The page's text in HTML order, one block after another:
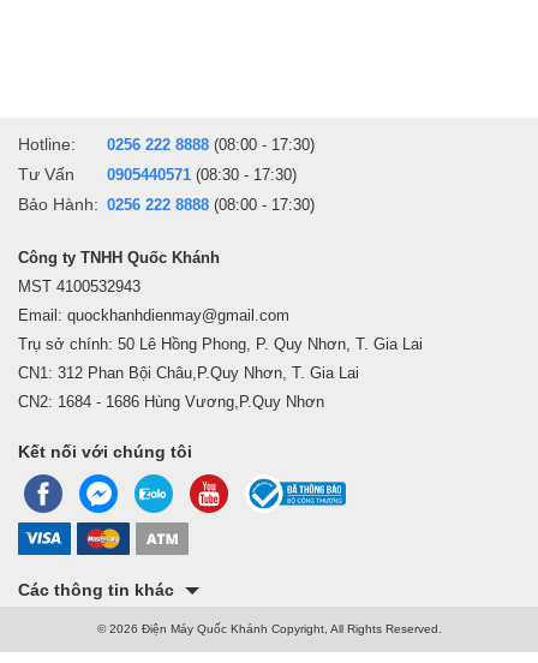
Hotline: 0256 222 8888 (08:00 - 17:30)
Tư Vấn 0905440571 (08:30 - 17:30)
Bảo Hành: 0256 222 8888 (08:00 - 17:30)
Công ty TNHH Quốc Khánh
MST 4100532943
Email: quockhanhdienmay@gmail.com
Trụ sở chính: 50 Lê Hồng Phong, P. Quy Nhơn, T. Gia Lai
CN1: 312 Phan Bội Châu,P.Quy Nhơn, T. Gia Lai
CN2: 1684 - 1686 Hùng Vương,P.Quy Nhơn
Kết nối với chúng tôi
Các thông tin khác
© 2026 Điện Máy Quốc Khánh Copyright, All Rights Reserved.